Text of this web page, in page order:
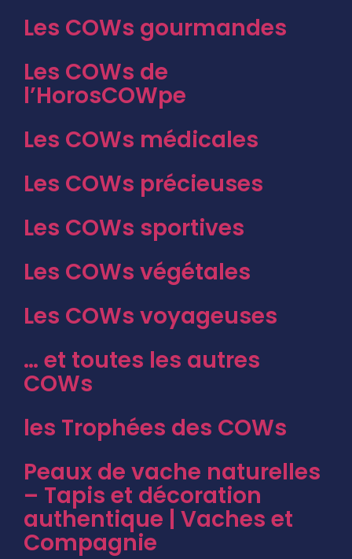
Les COWs gourmandes
Les COWs de
l’HorosCOWpe
Les COWs médicales
Les COWs précieuses
Les COWs sportives
Les COWs végétales
Les COWs voyageuses
… et toutes les autres
COWs
les Trophées des COWs
Peaux de vache naturelles
– Tapis et décoration
authentique | Vaches et
Compagnie